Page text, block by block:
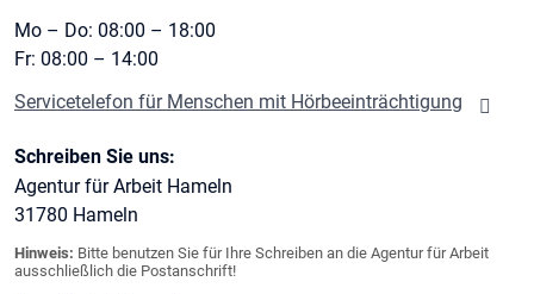
Mo – Do: 08:00 – 18:00
Fr: 08:00 – 14:00
Servicetelefon für Menschen mit Hörbeeinträchtigung
Schreiben Sie uns:
Agentur für Arbeit Hameln
31780 Hameln
Hinweis: Bitte benutzen Sie für Ihre Schreiben an die Agentur für Arbeit
ausschließlich die Postanschrift!